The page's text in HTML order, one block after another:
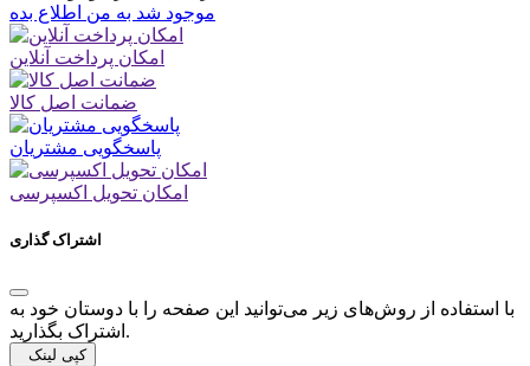
موجود شد به من اطلاع بده
امکان پرداخت آنلاین
ضمانت اصل کالا
پاسخگویی مشتریان
امکان تحویل اکسپرسی
اشتراک گذاری
با استفاده از روش‌های زیر می‌توانید این صفحه را با دوستان خود به
اشتراک بگذارید.
کپی لینک